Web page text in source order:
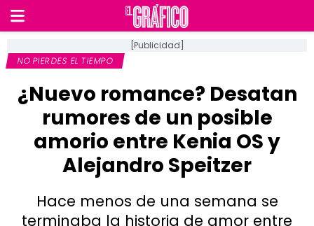
[Publicidad]
NO PIERDES EL TIEMPO
¿Nuevo romance? Desatan
rumores de un posible
amorio entre Kenia OS y
Alejandro Speitzer
Hace menos de una semana se
terminaba la historia de amor entre